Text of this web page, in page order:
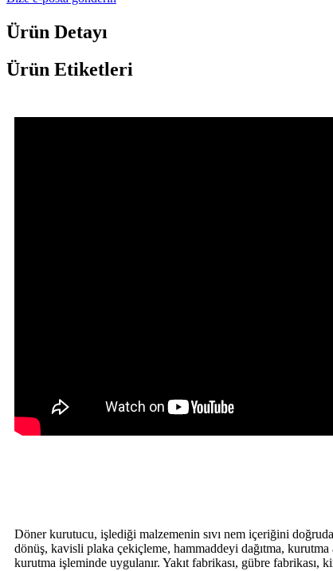
Ürün Detayı
Ürün Etiketleri
Döner kurutucu, işlediği malzemenin sıvı nem içeriğini
dönüş, kavisli plaka çekiçleme, hammaddeyi dağıtma, kurutma
kurutma işleminde uygulanır. Yakıt fabrikası, gübre fabrikası,